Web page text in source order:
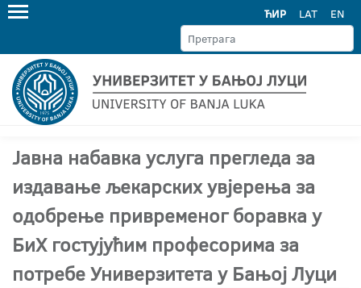
ЋИР LAT EN
Jавнa набавкa услуга прегледа за
издавање љекарских увјерења за
одобрење привременог боравка у
БиХ гостујућим професорима за
потребе Универзитета у Бањој Луци